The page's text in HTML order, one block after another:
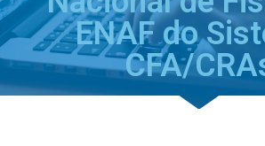
ENAF do
CFA/